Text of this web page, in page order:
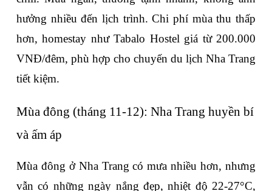
hưởng nhiều đến lịch trình. Chi phí mùa thu thấp
hơn, homestay như Tabalo Hostel giá từ 200.000
VNĐ/đêm, phù hợp cho chuyến du lịch Nha Trang
tiết kiệm.
Mùa đông (tháng 11-12): Nha Trang huyền bí
và ấm áp
Mùa đông ở Nha Trang có mưa nhiều hơn, nhưng
vẫn có những ngày nắng đẹp, nhiệt độ 22-27°C,